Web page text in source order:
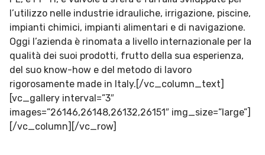
l’utilizzo nelle industrie idrauliche, irrigazione, piscine,
impianti chimici, impianti alimentari e di navigazione.
Oggi l’azienda è rinomata a livello internazionale per la
qualità dei suoi prodotti, frutto della sua esperienza,
del suo know-how e del metodo di lavoro
rigorosamente made in Italy.[/vc_column_text]
[vc_gallery interval=”3″
images=”26146,26148,26132,26151″ img_size=”large”]
[/vc_column][/vc_row]